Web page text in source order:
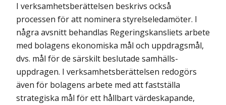
I verksamhetsberättelsen beskrivs också
processen för att nominera styrel­seledamöter. I
några avsnitt behandlas Regeringskansliets arbete
med bolag­ens ekonomiska mål och uppdragsmål,
dvs. mål för de särskilt beslutade sam­hälls­
uppdragen. I verksamhetsberättelsen redogörs
även för bolagens arbete med att fastställa
strategiska mål för ett hållbart värdeskapande,